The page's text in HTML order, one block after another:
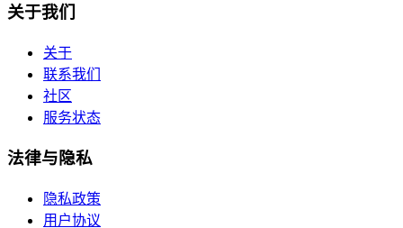
关于我们
关于
联系我们
社区
服务状态
法律与隐私
隐私政策
用户协议